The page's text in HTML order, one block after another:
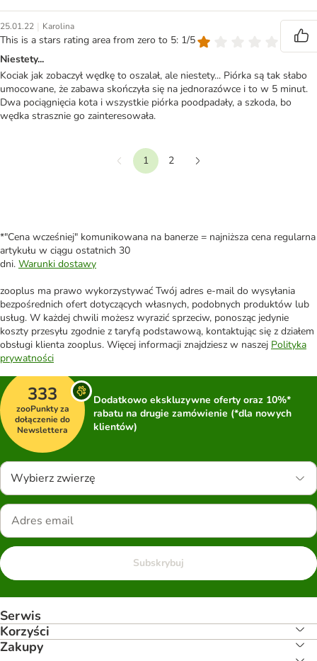
25.01.22 | Karolina
This is a stars rating area from zero to 5: 1/5
Niestety...
Kociak jak zobaczył wędkę to oszalał, ale niestety... Piórka są tak słabo
umocowane, że zabawa skończyła się na jednorazówce i to w 5 minut.
Dwa pociągnięcia kota i wszystkie piórka poodpadały, a szkoda, bo
wędka strasznie go zainteresowała.
Wstecz1
2
*"Cena wcześniej" komunikowana na banerze = najniższa cena regularna
artykułu w ciągu ostatnich 30
dni. Warunki dostawy
zooplus ma prawo wykorzystywać Twój adres e-mail do wysyłania
bezpośrednich ofert dotyczących własnych, podobnych produktów lub
usług. W każdej chwili możesz wyrazić sprzeciw, ponosząc jedynie
koszty przesyłu zgodnie z taryfą podstawową, kontaktując się z działem
obsługi klienta zooplus. Więcej informacji znajdziesz w naszej Polityka
prywatności
333
zooPunkty za
dołączenie do
Newslettera
Dodatkowo ekskluzywne oferty oraz 10%*
rabatu na drugie zamówienie (*dla nowych
klientów)
Wybierz zwierzę
Subskrybuj
Serwis
Korzyści
Zakupy